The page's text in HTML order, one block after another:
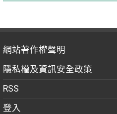
網站著作權聲明
隱私權及資訊安全政策
RSS
登入